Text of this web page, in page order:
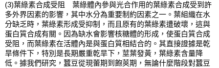
(3)葉綠素合成受阻　葉綠體內參與光合作用的葉綠素合成受到許
多外界因素的影響，其中水分為重要制約因素之一。葉組織在水
分缺乏時，葉綠素形成受抑制，而且原有的葉綠素遭破壞，這與
蛋白質合成有關。因為缺水會影響核糖體的形成，使蛋白質合成
受阻，而葉綠素在活體內是與蛋白質相結合的。其直接證據是乾
旱條件下，特別是長期嚴重乾旱下，莖葉發黃，葉綠素含量降
低。據我們研究，蠶豆從現蕾期到飽莢期，無論什麼階段對蠶豆